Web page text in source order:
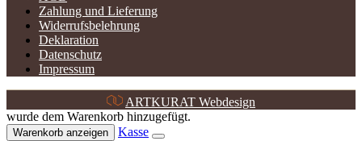
Zahlung und Lieferung
Widerrufsbelehrung
Deklaration
Datenschutz
Impressum
ARTKURAT Webdesign
wurde dem Warenkorb hinzugefügt.
Warenkorb anzeigen Kasse